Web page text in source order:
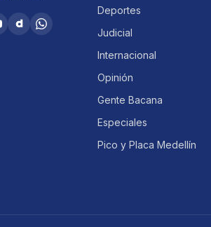
Deportes
Judicial
Internacional
Opinión
Gente Bacana
Especiales
Pico y Placa Medellín